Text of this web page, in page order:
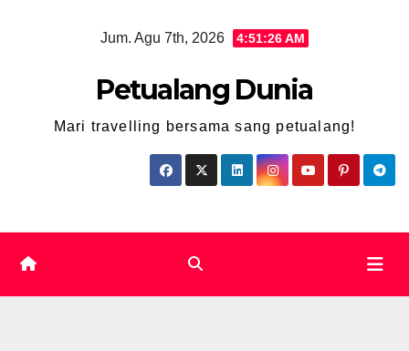
Jum. Agu 7th, 2026 4:51:27 AM
Petualang Dunia
Mari travelling bersama sang petualang!